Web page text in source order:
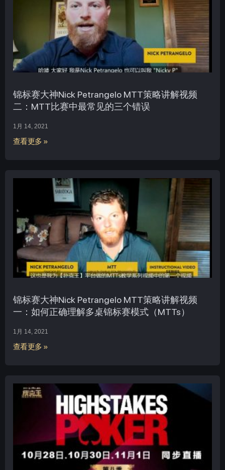
锦标赛大神Nick Petrangelo MTT策略讲解视频
二：MTT比赛中最常见的三个错误
1月 14, 2021
查看更多 »
锦标赛大神Nick Petrangelo MTT策略讲解视频
一：如何正确理解多桌锦标赛模式（MTTs）
1月 14, 2021
查看更多 »